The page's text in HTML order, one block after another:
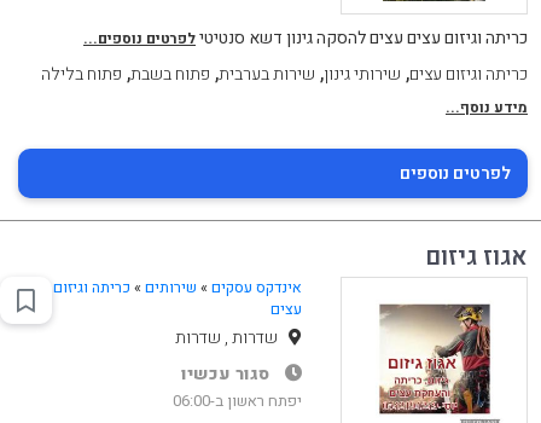
כריתה וגיזום עצים עצים להסקה גינון דשא סנטיטילפרטים נוספים...
כריתה וגיזום עצים, שירותי גינון, שירות בערבית, פתוח בשבת, פתוח בלילה
מידע נוסף...
לפרטים נוספים
אגוז גיזום
אינדקס עסקים » שירותים» כריתה וגיזום
עצים
שדרות , שדרות
סגור עכשיו
יפתח ראשון ב-06:00